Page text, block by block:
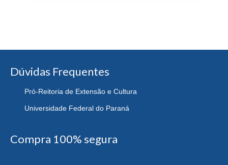
Dúvidas Frequentes
Pró-Reitoria de Extensão e Cultura
Universidade Federal do Paraná
Compra 100% segura